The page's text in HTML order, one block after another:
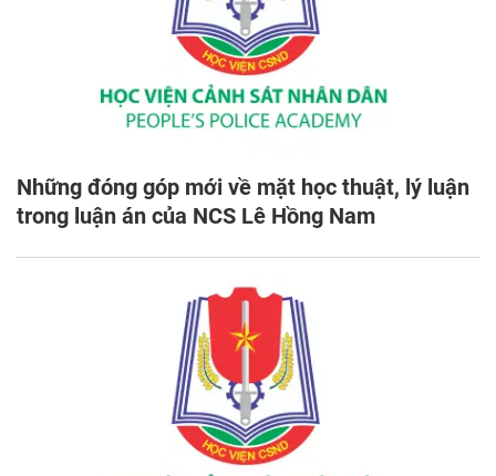
Những đóng góp mới về mặt học thuật, lý luận
trong luận án của NCS Lê Hồng Nam